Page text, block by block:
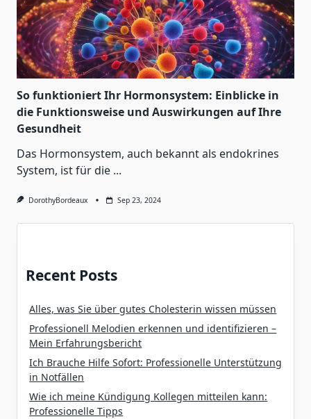
So funktioniert Ihr Hormonsystem: Einblicke in
die Funktionsweise und Auswirkungen auf Ihre
Gesundheit
Das Hormonsystem, auch bekannt als endokrines
System, ist für die ...
DorothyBordeaux Sep 23, 2024
Recent Posts
Alles, was Sie über gutes Cholesterin wissen müssen
Professionell Melodien erkennen und identifizieren –
Mein Erfahrungsbericht
Ich Brauche Hilfe Sofort: Professionelle Unterstützung
in Notfällen
Wie ich meine Kündigung Kollegen mitteilen kann:
Professionelle Tipps